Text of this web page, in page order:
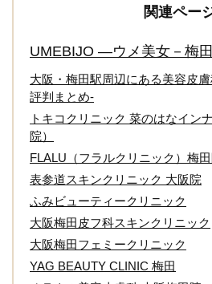
関連ペー
UMEBIJO ―ウメ美女－梅
大阪・梅田駅周辺にある美容皮膚
評判まとめ‐
トキコクリニック 菜のはなイン
院）
FLALU（フラルクリニック）梅
表参道スキンクリニック 大阪院
ふみビューティークリニック
大阪梅田皮フ科スキンクリニック
大阪梅田フェミークリニック
YAG BEAUTY CLINIC 梅田